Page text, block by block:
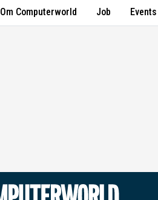
Om Computerworld Job Events